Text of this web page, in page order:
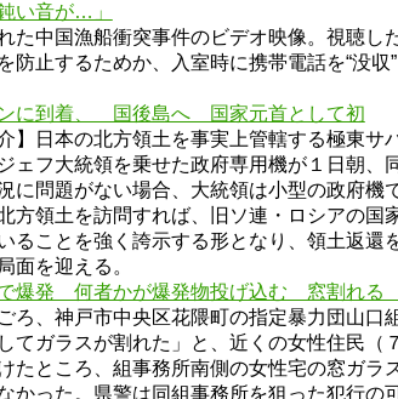
い音が…」
た中国漁船衝突事件のビデオ映像。視聴し
防止するためか、入室時に携帯電話を“没
ンに到着、 国後島へ 国家元首として初
】日本の北方領土を事実上管轄する極東サ
ェフ大統領を乗せた政府専用機が１日朝、
に問題がない場合、大統領は小型の政府機
方領土を訪問すれば、旧ソ連・ロシアの国
ることを強く誇示する形となり、領土返還
面を迎える。
で爆発 何者かが爆発物投げ込む 窓割れ
、神戸市中央区花隈町の指定暴力団山口
てガラスが割れた」と、近くの女性住民
たところ、組事務所南側の女性宅の窓ガラ
かった。県警は同組事務所を狙った犯行の